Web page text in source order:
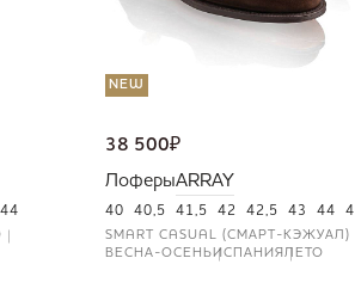
44
NEW
38 500₽
ЛоферыARRAY
40 40,5 41,5 42 42,5 43 44
SMART CASUAL (СМАРТ-КЭЖУАЛ)
ВЕСНА-ОСЕНЬИСПАНИЯЛЕТО